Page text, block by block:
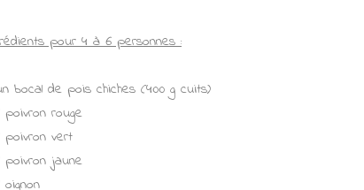
pour 4 à 6 personnes :
bocal de pois chiches (400 g cuits)
rouge
poivron vert
poivron jaune